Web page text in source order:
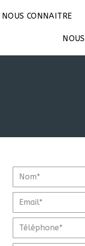
NOUS CONNAITRE